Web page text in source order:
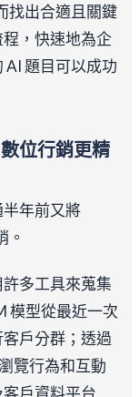
找出合適且關鍵
，快速地為企
AI 題目可以成功
位行銷更精
年前又將
。
多工具來蒐集
模型從最近一次
戶分群；透過
覽行為和互動
戶資料平台